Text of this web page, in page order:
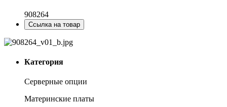
908264
Ссылка на товар
Категория
Серверные опции
Материнские платы